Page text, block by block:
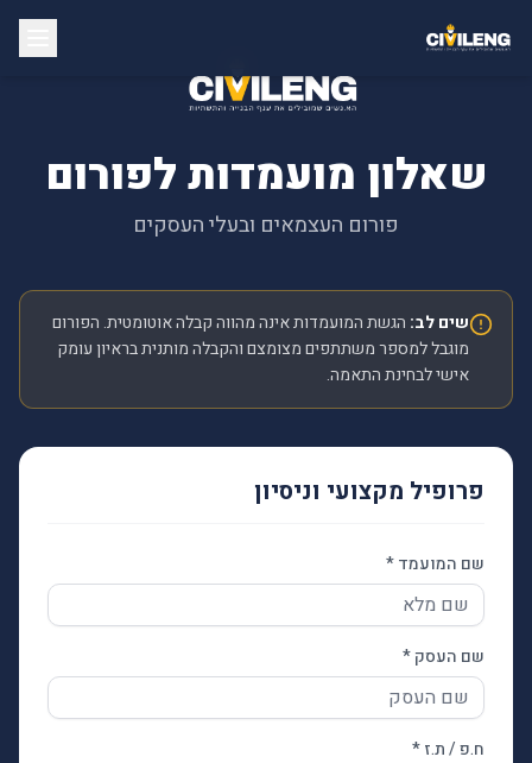
שאלון מועמדות לפורום
פורום העצמאים ובעלי העסקים
שים לב: הגשת המועמדות אינה מהווה קבלה אוטומטית. הפורום
מוגבל למספר משתתפים מצומצם והקבלה מותנית בראיון עומק
אישי לבחינת התאמה.
פרופיל מקצועי וניסיון
שם המועמד *
שם העסק *
ח.פ / ת.ז *